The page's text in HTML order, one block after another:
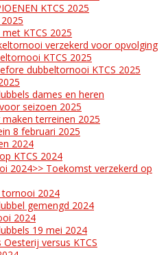
KTCS 2025
KTCS 2025
verzekerd voor opvolging
KTCS 2025
dubbeltornooi KTCS 2025
dames en heren
seizoen 2025
terreinen 2025
8 februari 2025
2024
KTCS 2024
2024>> Toekomst verzekerd op
tornooi 2024
gemengd 2024
2024
19 mei 2024
Oesterij versus KTCS